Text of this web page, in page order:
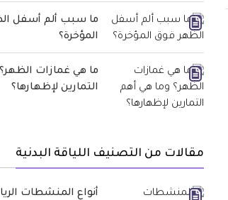
ما سبب ألم أسفل
المؤخرة؟
ما هي غمازات
التمارين لإظهارها؟
مقالات من التصنيف اللياقة البدنية
أنواع المنشطات